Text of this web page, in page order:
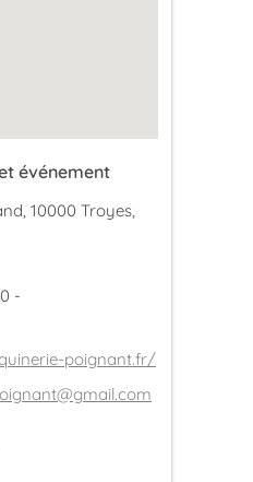
événement
10000 Troyes,
-
poignant.fr/